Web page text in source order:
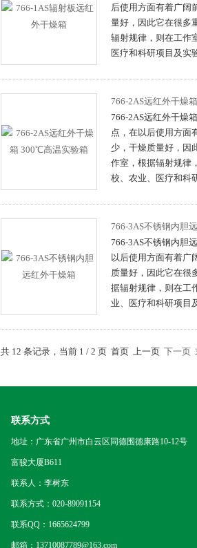
后使用方面有着广阔
量好，因此它在很多
辐射规律，则在工作
医疗和科研项目及实
766-2AS远红外干燥
766-2AS远红外干燥
点，在以后使用方面
少，干燥质量好，因
作室，根据辐射规律
校、农业、医疗和科
766-3AS不锈钢内胆
766-3AS不锈钢内胆
以后使用方面有着广
质量好，因此它在很
据辐射规律，则在工
业、医疗和科研项目
共 12 条记录，当前 1 / 2 页 首页 上一页 下一页
联系方式
地址：广东省广州市白云区同德围德康路10-12号
富骏大厦B611
联系人：李树东
联系方式：020-89091154
联系QQ：1665624799
邮箱：13710087789@163.com